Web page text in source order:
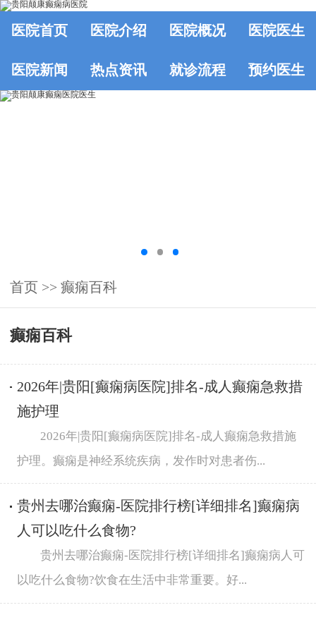
医院首页 医院介绍 医院概况 医院医生
医院新闻 热点资讯 就诊流程 预约医生
首页 >> 癫痫百科
癫痫百科
2026年|贵阳[癫痫病医院]排名-成人癫痫急救措
施护理
2026年|贵阳[癫痫病医院]排名-成人癫痫急救措施
护理。癫痫是神经系统疾病，发作时对患者伤...
贵州去哪治癫痫-医院排行榜[详细排名]癫痫病
人可以吃什么食物?
贵州去哪治癫痫-医院排行榜[详细排名]癫痫病人可
以吃什么食物?饮食在生活中非常重要。好...